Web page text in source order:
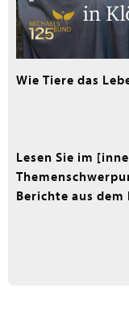
Wie Tiere das
Lesen Sie im
Berichte aus